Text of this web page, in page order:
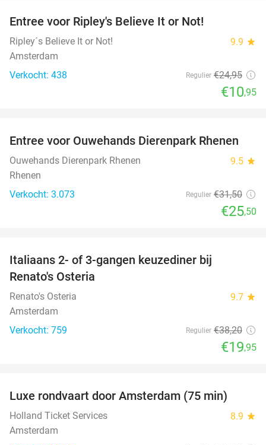
Entree voor Ripley's Believe It or Not!
Ripley´s Believe It or Not! 9.9 star
Amsterdam
Verkocht: 438
Regulier €24,95
€10,95
19%
Entree voor Ouwehands Dierenpark Rhenen
Ouwehands Dierenpark Rhenen 9.5 star
Rhenen
Verkocht: 3.073
Regulier €31,50
€25,50
Italiaans 2- of 3-gangen keuzediner bij
Renato's Osteria
Renato's Osteria 9.7 star
Amsterdam
Verkocht: 759
Regulier €38,20
€19,95
Luxe rondvaart door Amsterdam (75 min)
Holland Ticket Services 8.9 star
Amsterdam